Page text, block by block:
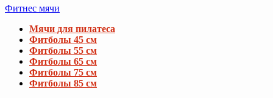
Фитнес мячи
Мячи для пилатеса
Фитболы 45 см
Фитболы 55 см
Фитболы 65 см
Фитболы 75 см
Фитболы 85 см